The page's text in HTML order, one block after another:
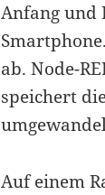
Anfang und
ab. Node-
speichert
Auf einem